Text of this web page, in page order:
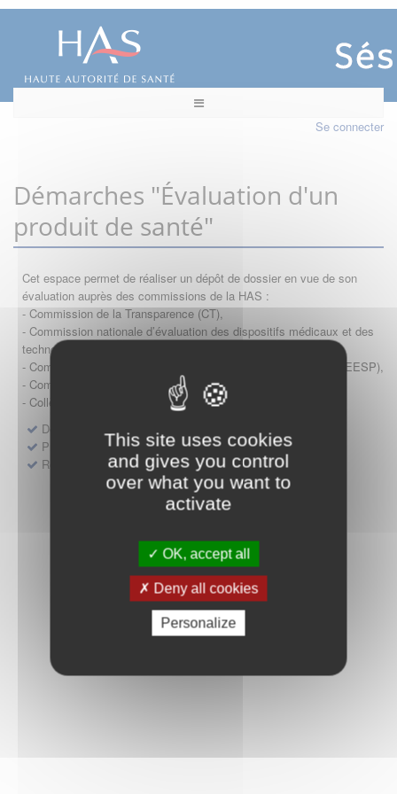
This site uses cookies
and gives you control
over what you want to
activate
OK, accept all
Deny all cookies
Personalize
Se connecter
Démarches "Évaluation d'un
produit de santé"
Cet espace permet de réaliser un dépôt de dossier en vue de son
évaluation auprès des commissions de la HAS :
- Commission de la Transparence (CT),
- Commission nationale d’évaluation des dispositifs médicaux et des
technologies de santé (CNEDiMTS),
- Commission d'évaluation économique et de santé publique (CEESP),
- Commission technique des vaccinations (CTV)
- Collège HAS (Forfait innovation : DM, DM-DIV, actes)
Dépôt d'un dossier pour un produit de santé
Protocoles d'études post-inscription
Rencontres précoces